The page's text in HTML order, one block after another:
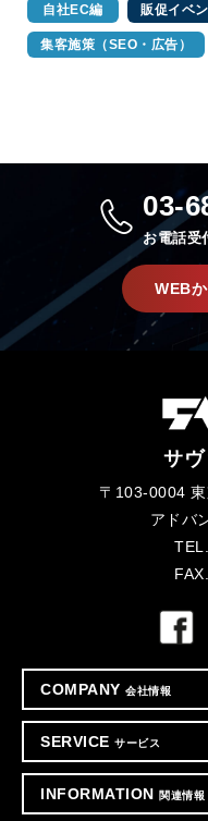
自社EC編 販促イベ
集客施策（SEO・広告）
03-
お電話受
WEB
サヴ
〒103-0004
アドバ
COMPANY 会社情報
SERVICE サービス
INFORMATION 関連情報